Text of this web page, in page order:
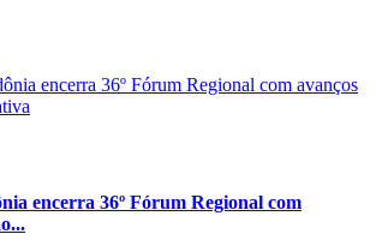
encerra 36º Fórum Regional com